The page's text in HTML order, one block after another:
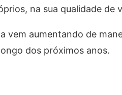
na sua qualidade de
vem aumentando de
dos próximos anos.